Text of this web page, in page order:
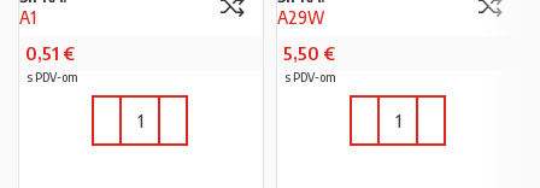
A1
0,51 €
s PDV-om
A29W
5,50 €
s PDV-om